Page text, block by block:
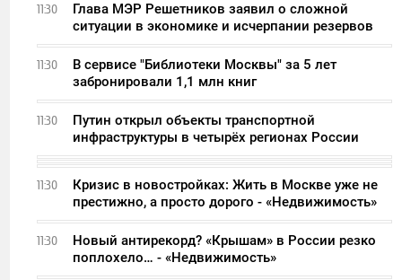
11:30
Глава МЭР Решетников заявил о сложной
ситуации в экономике и исчерпании резервов
11:30
В сервисе "Библиотеки Москвы" за 5 лет
забронировали 1,1 млн книг
11:30
Путин открыл объекты транспортной
инфраструктуры в четырёх регионах России
11:30
Кризис в новостройках: Жить в Москве уже не
престижно, а просто дорого - «Недвижимость»
11:30
Новый антирекорд? «Крышам» в России резко
поплохело… - «Недвижимость»